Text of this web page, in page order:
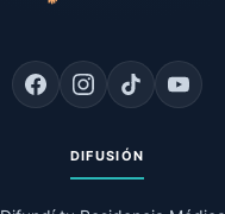
DIFUSIÓN